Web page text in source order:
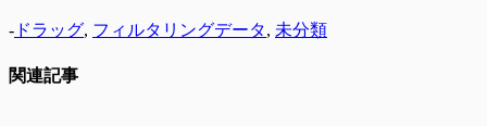
- ドラッグ, フィルタリングデータ, 未分類
関連記事